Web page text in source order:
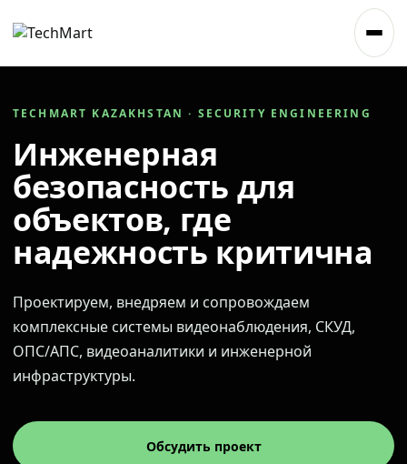
TECHMART KAZAKHSTAN · SECURITY ENGINEERING
Инженерная
безопасность для
объектов, где
надежность критична
Проектируем, внедряем и сопровождаем
комплексные системы видеонаблюдения, СКУД,
ОПС/АПС, видеоаналитики и инженерной
инфраструктуры.
Обсудить проект